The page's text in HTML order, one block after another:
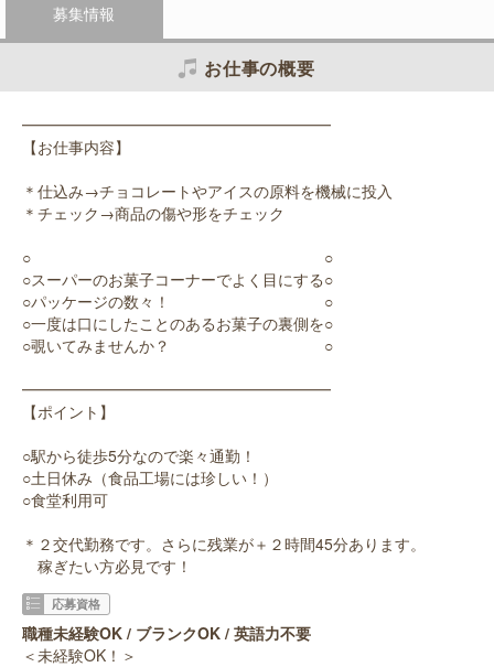
募集情報
お仕事の概要
━━━━━━━━━━━━━━━━━━━━
【お仕事内容】
＊仕込み→チョコレートやアイスの原料を機械に投入
＊チェック→商品の傷や形をチェック
○ ○
○スーパーのお菓子コーナーでよく目にする○
○パッケージの数々！ ○
○一度は口にしたことのあるお菓子の裏側を○
○覗いてみませんか？ ○
━━━━━━━━━━━━━━━━━━━━
【ポイント】
○駅から徒歩5分なので楽々通勤！
○土日休み（食品工場には珍しい！）
○食堂利用可
＊２交代勤務です。さらに残業が＋２時間45分あります。
稼ぎたい方必見です！
応募資格
職種未経験OK / ブランクOK / 英語力不要
＜未経験OK！＞